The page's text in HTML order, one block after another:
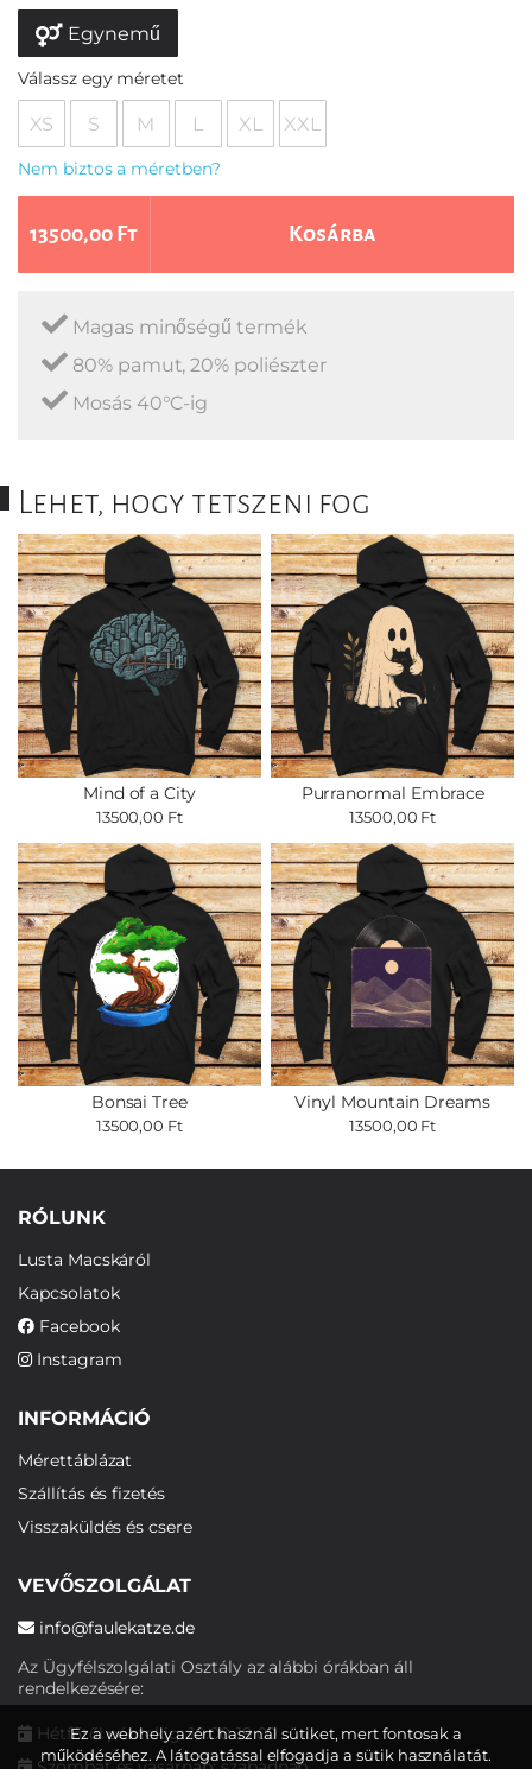
Egynemű
Válassz egy méretet
XS S M L XL XXL
Nem biztos a méretben?
13500,00 Ft Kosárba
Magas minőségű termék
80% pamut, 20% poliészter
Mosás 40°C-ig
Lehet, hogy tetszeni fog
Mind of a City
13500,00 Ft
Purranormal Embrace
13500,00 Ft
Bonsai Tree
13500,00 Ft
Vinyl Mountain Dreams
13500,00 Ft
RÓLUNK
Lusta Macskáról
Kapcsolatok
Facebook
Instagram
INFORMÁCIÓ
Mérettáblázat
Szállítás és fizetés
Visszaküldés és csere
VEVŐSZOLGÁLAT
info@faulekatze.de
Az Ügyfélszolgálati Osztály az alábbi órákban áll
rendelkezésére:
Hétfőtől péntekig: 10:00-19:00
Ez a webhely azért használ sütiket, mert fontosak a
működéséhez. A látogatással elfogadja a sütik használatát.